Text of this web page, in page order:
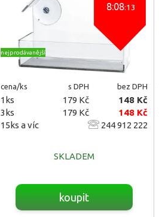
8:08:11
nejprodávanější
cena/ks s DPH bez DPH
1ks 179 Kč
148 Kč
3ks
179 Kč
148 Kč
15ks a víc
244 912 222
SKLADEM
koupit